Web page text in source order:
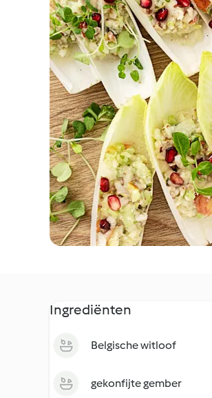
Ingrediënten
Belgische witloof
gekonfijte gember